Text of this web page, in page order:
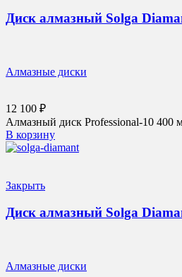
Диск алмазный Solga
Алмазные диски
12 100 ₽
Алмазный диск Professional-10 400
В корзину
Закрыть
Диск алмазный Solga
Алмазные диски